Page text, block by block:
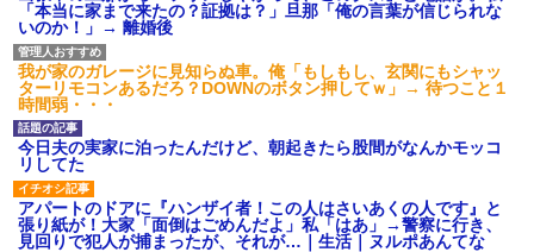
「本当に家まで来たの？証拠は？」旦那「俺の言葉が信じられな
いのか！」→ 離婚後
我が家のガレージに見知らぬ車。俺「もしもし、玄関にもシャッ
ターリモコンあるだろ？DOWNのボタン押してｗ」→ 待つこと１
時間弱・・・
今日夫の実家に泊ったんだけど、朝起きたら股間がなんかモッコ
リしてた
アパートのドアに『ハンザイ者！この人はさいあくの人です』と
張り紙が！大家「面倒はごめんだよ」私「はあ」→警察に行き、
見回りで犯人が捕まったが、それが…｜生活｜ヌルポあんてな